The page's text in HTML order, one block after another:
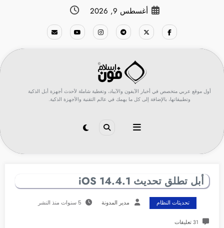
أغسطس 9, 2026
أول موقع عربي متخصص في أخبار الآيفون والآيباد، وتغطية شاملة لأحدث أجهزة أبل الذكية
وتطبيقاتها، بالإضافة إلى كل ما يهمك في عالم التقنية والأجهزة الذكية.
أبل تطلق تحديث iOS 14.4.1
تحديثات النظام مدير المدونة 5 سنوات منذ النشر
31 تعليقات